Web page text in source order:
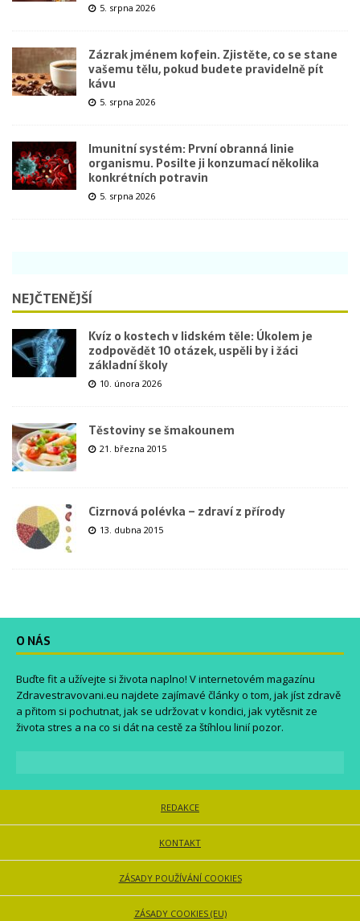
5. srpna 2026
Zázrak jménem kofein. Zjistěte, co se stane
vašemu tělu, pokud budete pravidelně pít
kávu
5. srpna 2026
Imunitní systém: První obranná linie
organismu. Posilte ji konzumací několika
konkrétních potravin
5. srpna 2026
NEJČTENĚJŠÍ
Kvíz o kostech v lidském těle: Úkolem je
zodpovědět 10 otázek, uspěli by i žáci
základní školy
10. února 2026
Těstoviny se šmakounem
21. března 2015
Cizrnová polévka – zdraví z přírody
13. dubna 2015
O NÁS
Buďte fit a užívejte si života naplno! V internetovém magazínu
Zdravestravovani.eu najdete zajímavé články o tom, jak jíst zdravě
a přitom si pochutnat, jak se udržovat v kondici, jak vytěsnit ze
života stres a na co si dát na cestě za štíhlou linií pozor.
REDAKCE
KONTAKT
ZÁSADY POUŽÍVÁNÍ COOKIES
ZÁSADY COOKIES (EU)